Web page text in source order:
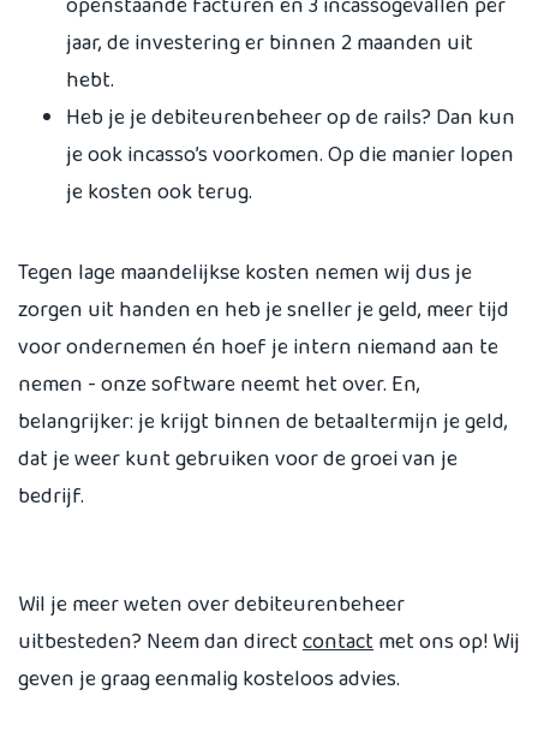
jaar, de investering er binnen 2 maanden uit
hebt.
Heb je je debiteurenbeheer op de rails? Dan kun
je ook incasso’s voorkomen. Op die manier lopen
je kosten ook terug.
Tegen lage maandelijkse kosten nemen wij dus je
zorgen uit handen en heb je sneller je geld, meer tijd
voor ondernemen én hoef je intern niemand aan te
nemen - onze software neemt het over. En,
belangrijker: je krijgt binnen de betaaltermijn je geld,
dat je weer kunt gebruiken voor de groei van je
bedrijf.
Wil je meer weten over debiteurenbeheer
uitbesteden? Neem dan directcontactmet ons op! Wij
geven je graag eenmalig kosteloos advies.